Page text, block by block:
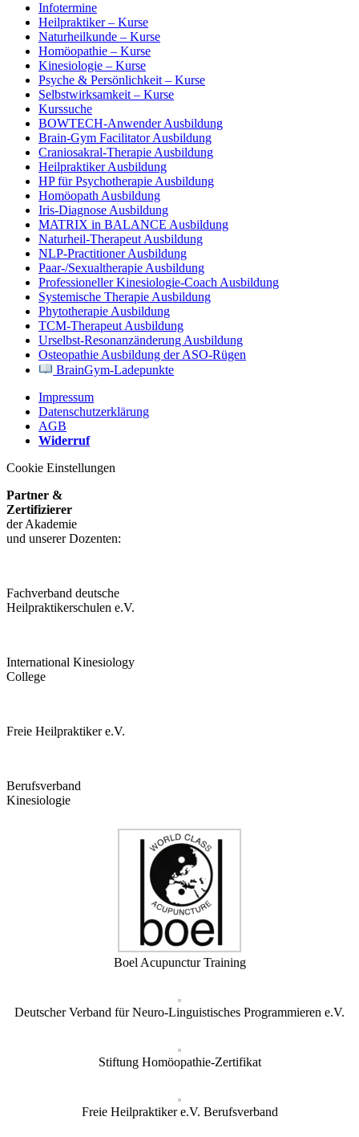
Infotermine
Heilpraktiker – Kurse
Naturheilkunde – Kurse
Homöopathie – Kurse
Kinesiologie – Kurse
Psyche & Persönlichkeit – Kurse
Selbstwirksamkeit – Kurse
Kurssuche
BOWTECH-Anwender Ausbildung
Brain-Gym Facilitator Ausbildung
Craniosakral-Therapie Ausbildung
Heilpraktiker Ausbildung
HP für Psychotherapie Ausbildung
Homöopath Ausbildung
Iris-Diagnose Ausbildung
MATRIX in BALANCE Ausbildung
Naturheil-Therapeut Ausbildung
NLP-Practitioner Ausbildung
Paar-/Sexualtherapie Ausbildung
Professioneller Kinesiologie-Coach Ausbildung
Systemische Therapie Ausbildung
Phytotherapie Ausbildung
TCM-Therapeut Ausbildung
Urselbst-Resonanzänderung Ausbildung
Osteopathie Ausbildung der ASO-Rügen
BrainGym-Ladepunkte
Impressum
Datenschutzerklärung
AGB
Widerruf
Cookie Einstellungen
Partner &
Zertifizierer
der Akademie
und unserer Dozenten:
Fachverband deutsche
Heilpraktikerschulen e.V.
International Kinesiology
College
Freie Heilpraktiker e.V.
Berufsverband
Kinesiologie
Boel Acupunctur Training
Deutscher Verband für Neuro-Linguistisches Programmieren e.V.
Stiftung Homöopathie-Zertifikat
Freie Heilpraktiker e.V. Berufsverband